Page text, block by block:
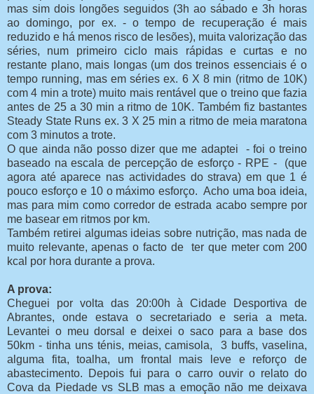
mas sim dois longões seguidos (3h ao sábado e 3h horas
ao domingo, por ex. - o tempo de recuperação é mais
reduzido e há menos risco de lesões), muita valorização das
séries, num primeiro ciclo mais rápidas e curtas e no
restante plano, mais longas (um dos treinos essenciais é o
tempo running, mas em séries ex. 6 X 8 min (ritmo de 10K)
com 4 min a trote) muito mais rentável que o treino que fazia
antes de 25 a 30 min a ritmo de 10K. Também fiz bastantes
Steady State Runs ex. 3 X 25 min a ritmo de meia maratona
com 3 minutos a trote.
O que ainda não posso dizer que me adaptei - foi o treino
baseado na escala de percepção de esforço - RPE - (que
agora até aparece nas actividades do strava) em que 1 é
pouco esforço e 10 o máximo esforço. Acho uma boa ideia,
mas para mim como corredor de estrada acabo sempre por
me basear em ritmos por km.
Também retirei algumas ideias sobre nutrição, mas nada de
muito relevante, apenas o facto de ter que meter com 200
kcal por hora durante a prova.
A prova:
Cheguei por volta das 20:00h à Cidade Desportiva de
Abrantes, onde estava o secretariado e seria a meta.
Levantei o meu dorsal e deixei o saco para a base dos
50km - tinha uns ténis, meias, camisola, 3 buffs, vaselina,
alguma fita, toalha, um frontal mais leve e reforço de
abastecimento. Depois fui para o carro ouvir o relato do
Cova da Piedade vs SLB mas a emoção não me deixava